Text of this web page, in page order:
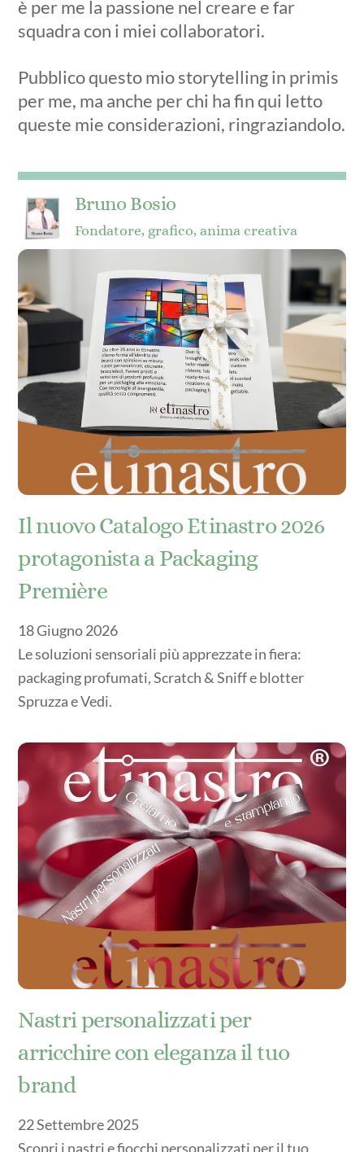
è per me la passione nel creare e far
squadra con i miei collaboratori.
Pubblico questo mio storytelling in primis
per me, ma anche per chi ha fin qui letto
queste mie considerazioni, ringraziandolo.
Bruno Bosio
Fondatore, grafico, anima creativa
Il nuovo Catalogo Etinastro 2026
protagonista a Packaging
Première
18Giugno2026
Le soluzioni sensoriali più apprezzate in fiera:
packaging profumati, Scratch & Sniff e blotter
Spruzza e Vedi.
Nastri personalizzati per
arricchire con eleganza il tuo
brand
22Settembre2025
Scopri i nastri e fiocchi personalizzati per il tuo